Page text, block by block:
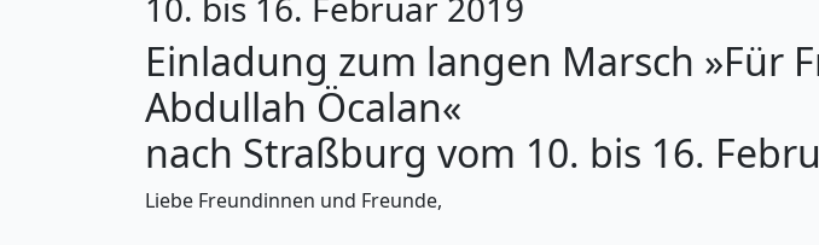
Einladung zum langen Marsch »Für
Abdullah Öcalan«
nach Straßburg vom 10. bis 16.
Liebe Freundinnen und Freunde,